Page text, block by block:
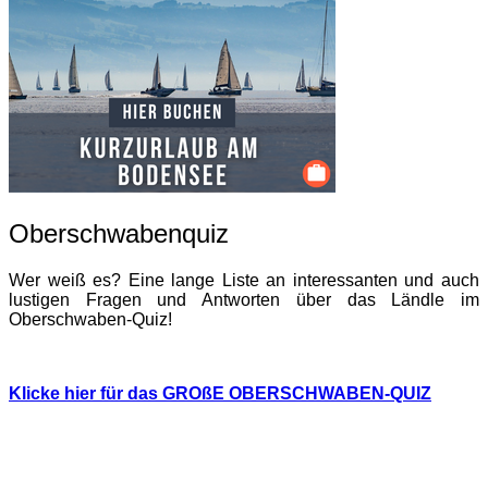
Oberschwabenquiz
Wer weiß es? Eine lange Liste an interessanten und auch
lustigen Fragen und Antworten über das Ländle im
Oberschwaben-Quiz!
Klicke hier für das GROßE OBERSCHWABEN-QUIZ